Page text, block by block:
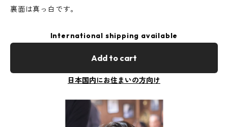
裏面は真っ白です。
International shipping available
Add to cart
日本国内にお住まいの方向け